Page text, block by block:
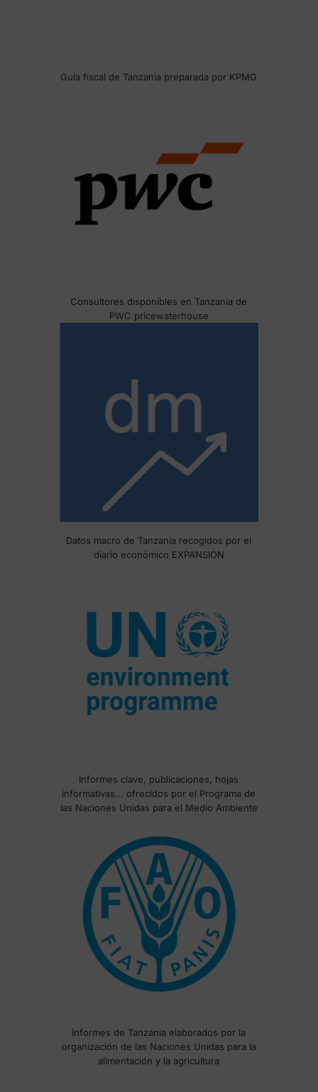
Guía fiscal de Tanzania preparada por KPMG
Consultores disponibles en Tanzania de
PWC pricewaterhouse
Datos macro de Tanzania recogidos por el
diario económico EXPANSION
Informes clave, publicaciones, hojas
informativas... ofrecidos por el Programa de
las Naciones Unidas para el Medio Ambiente
Informes de Tanzania elaborados por la
organización de las Naciones Unidas para la
alimentación y la agricultura